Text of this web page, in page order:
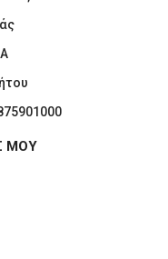
ΜΟΥ